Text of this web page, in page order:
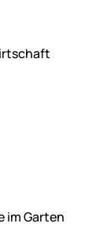
im Garten